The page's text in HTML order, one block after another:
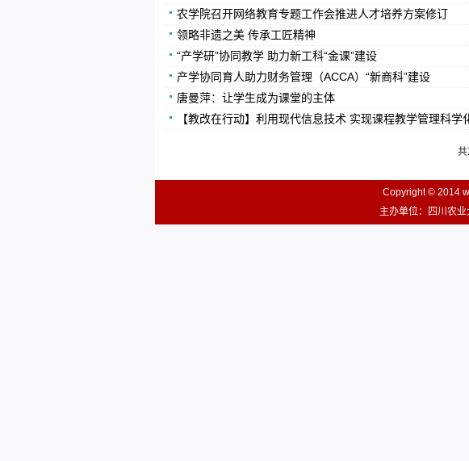
农学院召开网络教育专题工作会推进人才培养方案修订
领略非遗之美 传承工匠精神
“产学研”协同教学 助力新工科“金课”建设
产学协同育人助力财务管理（ACCA）“新商科”建设
唐曼萍：让学生成为课堂的主体
【教改在行动】利用现代信息技术 实现课程教学管理科学
共
Copyright © 2014
主办单位：四川农